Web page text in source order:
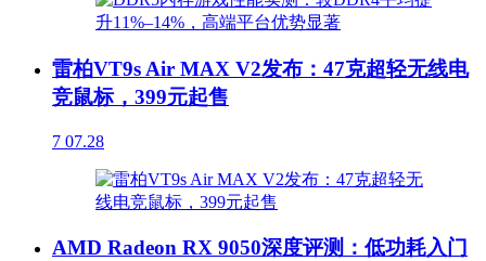
雷柏VT9s Air MAX V2发布：47克超轻无线电
竞鼠标，399元起售
7 07.28
AMD Radeon RX 9050深度评测：低功耗入门